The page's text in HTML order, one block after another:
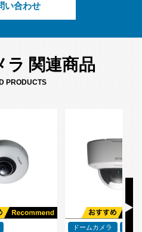
い合わせ
ラ 関連商品
PRODUCTS
ドームカメラ 1MP ド